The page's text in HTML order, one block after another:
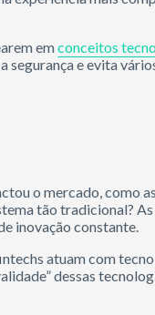
emconceitos
segurança e evita
o mercado, como
tão tradicional?
inovação constante.
atuam com
dessas